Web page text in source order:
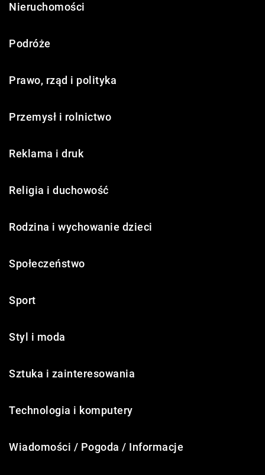
Nieruchomości
Podróże
Prawo, rząd i polityka
Przemysł i rolnictwo
Reklama i druk
Religia i duchowość
Rodzina i wychowanie dzieci
Społeczeństwo
Sport
Styl i moda
Sztuka i zainteresowania
Technologia i komputery
Wiadomości / Pogoda / Informacje